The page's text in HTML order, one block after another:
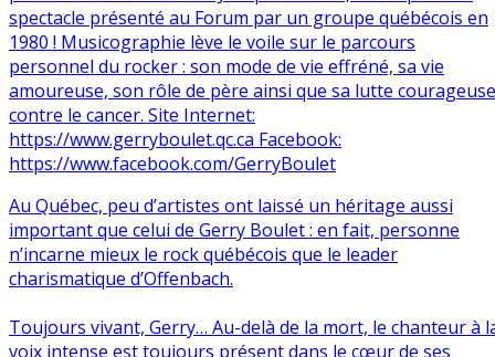
Au Québec, peu d’artistes ont laissé un héritage aussi
important que celui de Gerry Boulet : en fait, personne
n’incarne mieux le rock québécois que le leader
charismatique d’Offenbach.
Toujours vivant, Gerry… Au-delà de la mort, le chanteur à
voix intense est toujours présent dans le cœur de ses